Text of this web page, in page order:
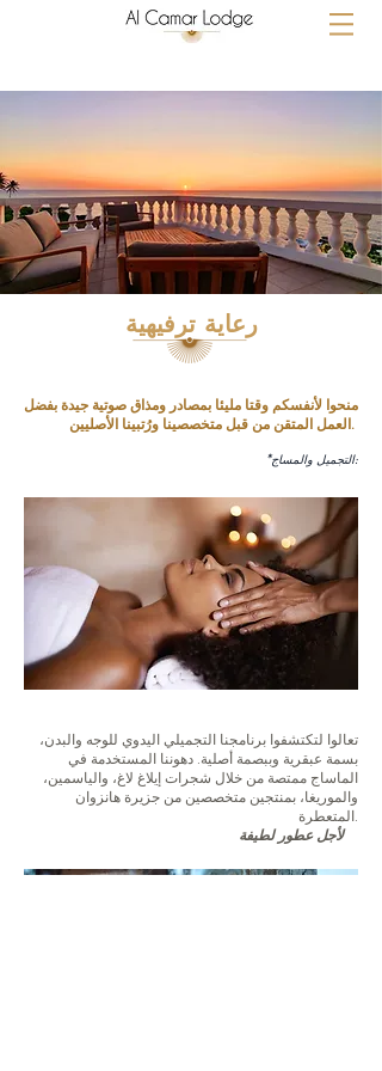
رعاية ترفيهية
منحوا لأنفسكم وقتا مليئا بمصادر ومذاق صوتية جيدة بفضل
العمل المتقن من قبل متخصصينا ورُتبينا الأصليين.
*التجميل والمساج:
تعالوا لتكتشفوا برنامجنا التجميلي اليدوي للوجه والبدن،
بسمة عبقرية وببصمة أصلية. دهوننا المستخدمة في
الماساج ممتصة من خلال شجرات إيلاغ لاغ، والياسمين،
والموريغا، بمنتجين متخصصين من جزيرة هانزوان
المتعطرة.
لأجل عطور لطيفة